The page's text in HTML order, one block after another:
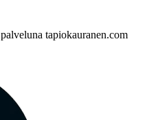
palveluna tapiokauranen.com